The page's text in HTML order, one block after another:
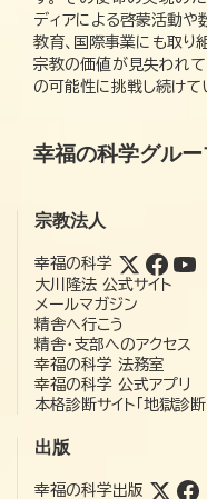
ディアによる啓蒙活動や
教育、国際事業にも取り
宗教の価値が見失われ
の可能性に挑戦し続けて
幸福の科学グルー
宗教法人
幸福の科学
大川隆法 公式サイト
メールマガジン
精舎へ行こう
精舎・支部へのアクセス
幸福の科学 法務室
幸福の科学 公式アプリ
本格診断サイト「地獄診断
出版
幸福の科学出版